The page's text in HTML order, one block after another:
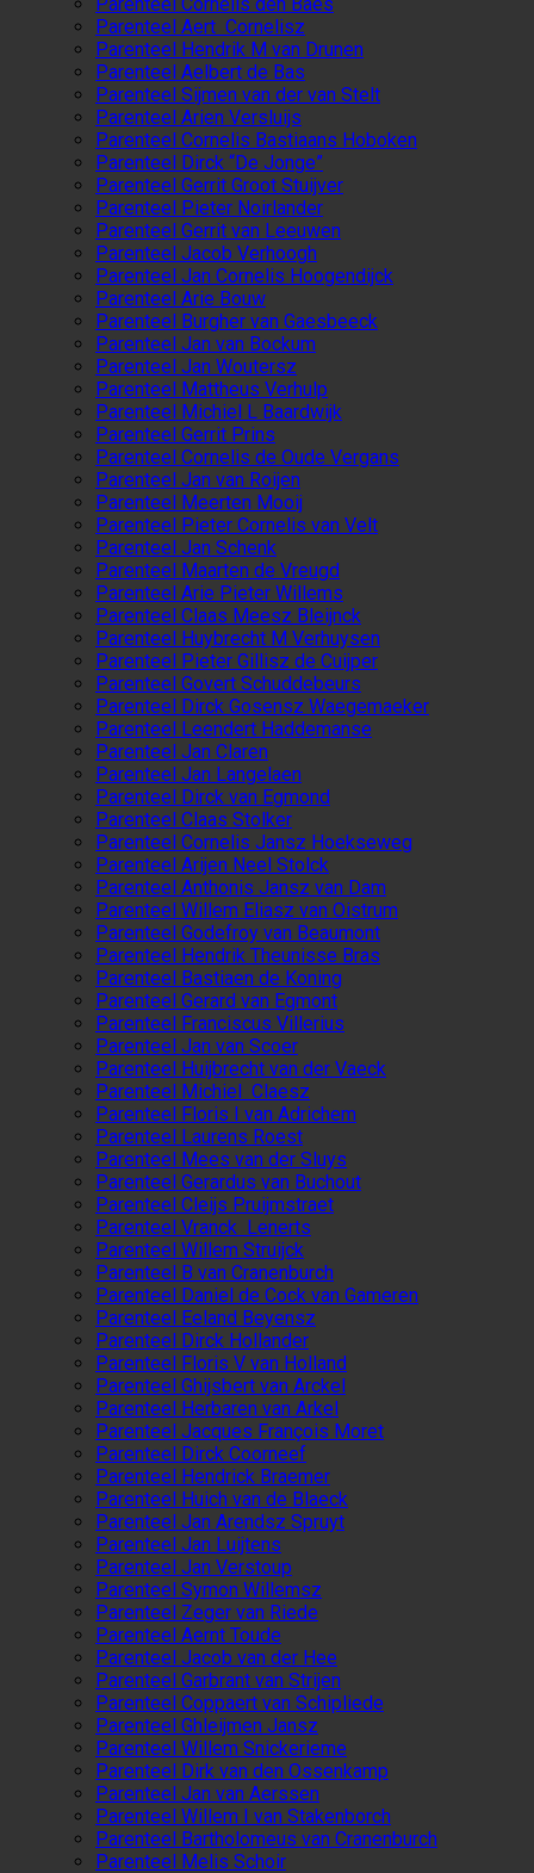
Parenteel Aert Cornelisz
Parenteel Hendrik M van Drunen
Parenteel Aelbert de Bas
Parenteel Sijmen van der van Stelt
Parenteel Arien Versluijs
Parenteel Cornelis Bastiaans Hoboken
Parenteel Dirck “De Jonge”
Parenteel Gerrit Groot Stuijver
Parenteel Pieter Noirlander
Parenteel Gerrit van Leeuwen
Parenteel Jacob Verhoogh
Parenteel Jan Cornelis Hoogendijck
Parenteel Arie Bouw
Parenteel Burgher van Gaesbeeck
Parenteel Jan van Bockum
Parenteel Jan Woutersz
Parenteel Mattheus Verhulp
Parenteel Michiel L Baardwijk
Parenteel Gerrit Prins
Parenteel Cornelis de Oude Vergans
Parenteel Jan van Roijen
Parenteel Meerten Mooij
Parenteel Pieter Cornelis van Velt
Parenteel Jan Schenk
Parenteel Maarten de Vreugd
Parenteel Arie Pieter Willems
Parenteel Claas Meesz Bleijnck
Parenteel Huybrecht M Verhuysen
Parenteel Pieter Gillisz de Cuijper
Parenteel Govert Schuddebeurs
Parenteel Dirck Gosensz Waegemaeker
Parenteel Leendert Haddemanse
Parenteel Jan Claren
Parenteel Jan Langelaen
Parenteel Dirck van Egmond
Parenteel Claas Stolker
Parenteel Cornelis Jansz Hoekseweg
Parenteel Arijen Neel Stolck
Parenteel Anthonis Jansz van Dam
Parenteel Willem Eliasz van Oistrum
Parenteel Godefroy van Beaumont
Parenteel Hendrik Theunisse Bras
Parenteel Bastiaen de Koning
Parenteel Gerard van Egmont
Parenteel Franciscus Villerius
Parenteel Jan van Scoer
Parenteel Huijbrecht van der Vaeck
Parenteel Michiel Claesz
Parenteel Floris I van Adrichem
Parenteel Laurens Roest
Parenteel Mees van der Sluys
Parenteel Gerardus van Buchout
Parenteel Cleijs Pruijmstraet
Parenteel Vranck Lenerts
Parenteel Willem Struijck
Parenteel B van Cranenburch
Parenteel Daniel de Cock van Gameren
Parenteel Eeland Beyensz
Parenteel Dirck Hollander
Parenteel Floris V van Holland
Parenteel Ghijsbert van Arckel
Parenteel Herbaren van Arkel
Parenteel Jacques François Moret
Parenteel Dirck Coorneef
Parenteel Hendrick Braemer
Parenteel Huich van de Blaeck
Parenteel Jan Arendsz Spruyt
Parenteel Jan Luijtens
Parenteel Jan Verstoup
Parenteel Symon Willemsz
Parenteel Zeger van Riede
Parenteel Aernt Toude
Parenteel Jacob van der Hee
Parenteel Garbrant van Strijen
Parenteel Coppaert van Schipliede
Parenteel Ghleijmen Jansz
Parenteel Willem Snickerieme
Parenteel Dirk van den Ossenkamp
Parenteel Jan van Aerssen
Parenteel Willem I van Stakenborch
Parenteel Bartholomeus van Cranenburch
Parenteel Melis Schoir